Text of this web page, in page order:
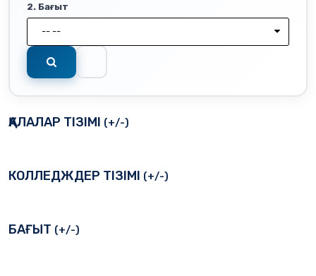
2. Бағыт
-- --
ҚАЛАЛАР ТІЗІМІ (+/-)
КОЛЛЕДЖДЕР ТІЗІМІ (+/-)
БАҒЫТ (+/-)